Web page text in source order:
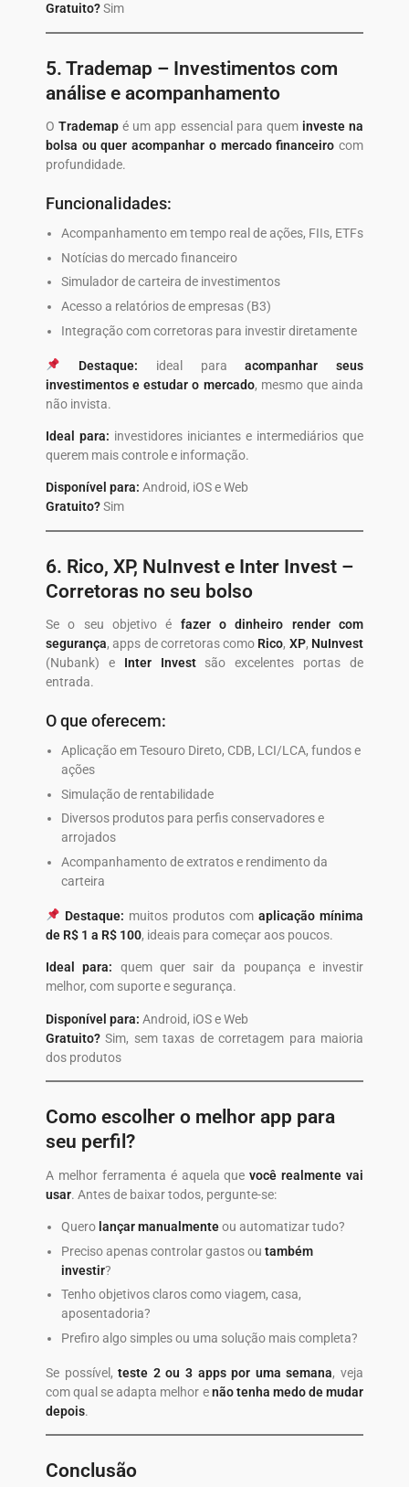
Gratuito?Sim
5. Trademap – Investimentos com
análise e acompanhamento
OTrademap é um app essencial para quem investe na
bolsa ou quer acompanhar o mercado financeiro com
profundidade.
Funcionalidades:
Acompanhamento em tempo real de ações, FIIs, ETFs
Notícias do mercado financeiro
Simulador de carteira de investimentos
Acesso a relatórios de empresas (B3)
Integração com corretoras para investir diretamente
Destaque: ideal paraacompanhar seus
investimentos e estudar o mercado, mesmo que ainda
não invista.
Ideal para: investidores iniciantes e intermediários que
querem mais controle e informação.
Disponível para: Android, iOS e Web
Gratuito?Sim
6. Rico, XP, NuInvest e Inter Invest –
Corretoras no seu bolso
Se o seu objetivo é fazer o dinheiro render com
segurança, apps de corretoras como Rico, XP, NuInvest
(Nubank) e Inter Investsão excelentes portas de
entrada.
O que oferecem:
Aplicação em Tesouro Direto, CDB, LCI/LCA, fundos e
ações
Simulação de rentabilidade
Diversos produtos para perfis conservadores e
arrojados
Acompanhamento de extratos e rendimento da
carteira
Destaque: muitos produtos comaplicação mínima
de R$ 1 a R$ 100, ideais para começar aos poucos.
Ideal para: quem quer sair da poupança e investir
melhor, com suporte e segurança.
Disponível para: Android, iOS e Web
Gratuito? Sim, sem taxas de corretagem para maioria
dos produtos
Como escolher o melhor app para
seu perfil?
A melhor ferramenta é aquela quevocê realmente vai
usar. Antes de baixar todos, pergunte-se:
Quero lançar manualmenteou automatizar tudo?
Preciso apenas controlar gastos ou também
investir?
Tenho objetivos claros como viagem, casa,
aposentadoria?
Prefiro algo simples ou uma solução mais completa?
Se possível,teste 2 ou 3 apps por uma semana, veja
com qual se adapta melhor enão tenha medo de mudar
depois.
Conclusão